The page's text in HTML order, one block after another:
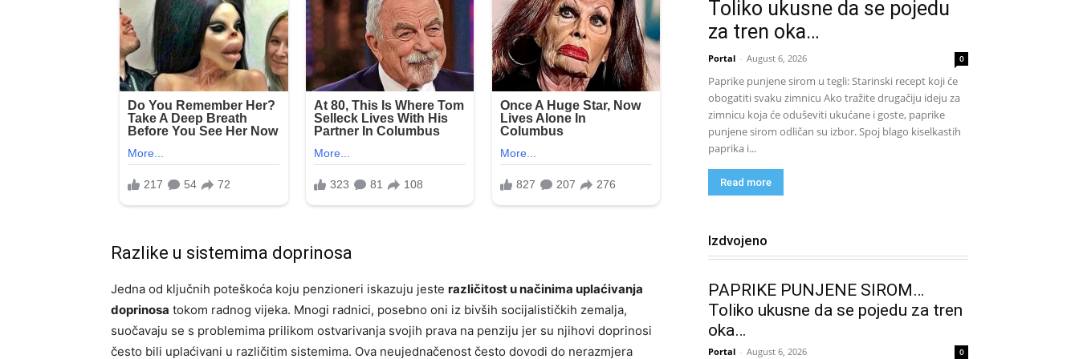
Razlike u sistemima doprinosa
Jedna od ključnih poteškoća koju penzioneri iskazuju jeste različitost u načinima uplaćivanja
doprinosa tokom radnog vijeka. Mnogi radnici, posebno oni iz bivših socijalističkih zemalja,
suočavaju se s problemima prilikom ostvarivanja svojih prava na penziju jer su njihovi doprinosi
često bili uplaćivani u različitim sistemima. Ova neujednačenost često dovodi do nerazmjera
Toliko ukusne da se pojedu
za tren oka…
Portal - August 6, 2026 0
Paprike punjene sirom u tegli: Starinski recept koji će
obogatiti svaku zimnicu Ako tražite drugačiju ideju za
zimnicu koja će oduševiti ukućane i goste, paprike
punjene sirom odličan su izbor. Spoj blago kiselkastih
paprika i...
Read more
Izdvojeno
PAPRIKE PUNJENE SIROM…
Toliko ukusne da se pojedu za tren
oka…
Portal - August 6, 2026 0